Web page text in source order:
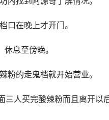
口在晚上才开门。
息至傍晚。
粉的走鬼档就开始营业。
三人买完酸辣粉而且离开